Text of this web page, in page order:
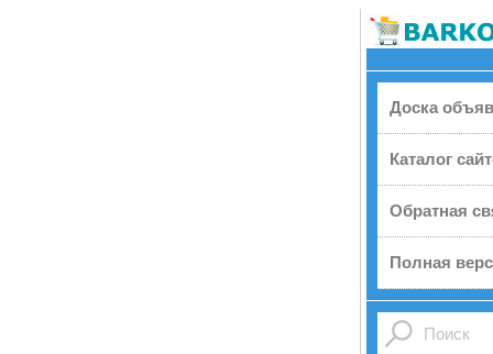
Доска
Каталог
Обратная
Полная